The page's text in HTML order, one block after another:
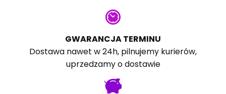
GWARANCJA TERMINU
Dostawa nawet w 24h, pilnujemy kurierów,
uprzedzamy o dostawie